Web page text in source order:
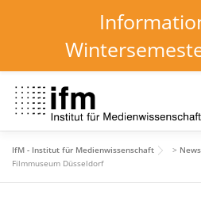
content
HOME NEWS
IfM - Institut für Medienwissenschaft > News
Filmmuseum Düsseldorf